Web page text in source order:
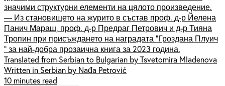
значими структурни елементи на цялото произведение.
— Из становището на журито в състав проф. д-р Йелена
Панич Мараш, проф. д-р Предраг Петрович и д-р Тияна
Тропин при присъждането на наградата "Гроздана Плуич
" за най-добра прозаична книга за 2023 година.
Translated from Serbian to Bulgarian by Tsvetomira Mladenova
Written in Serbian by Nađa Petrović
10 minutes read